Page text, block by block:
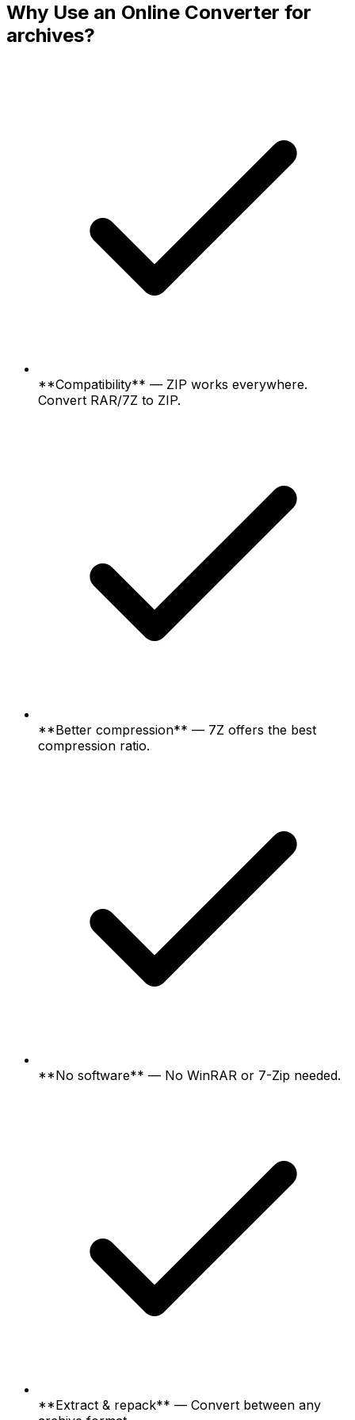
Why Use an Online Converter for
archives?
**Compatibility** — ZIP works everywhere.
Convert RAR/7Z to ZIP.
**Better compression** — 7Z offers the best
compression ratio.
**No software** — No WinRAR or 7-Zip needed.
**Extract & repack** — Convert between any